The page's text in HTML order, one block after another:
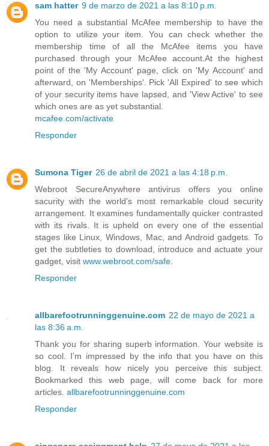
sam hatter 9 de marzo de 2021 a las 8:10 p.m.
You need a substantial McAfee membership to have the
option to utilize your item. You can check whether the
membership time of all the McAfee items you have
purchased through your McAfee account.At the highest
point of the 'My Account' page, click on 'My Account' and
afterward, on 'Memberships'. Pick 'All Expired' to see which
of your security items have lapsed, and 'View Active' to see
which ones are as yet substantial.
mcafee.com/activate
Responder
Sumona Tiger 26 de abril de 2021 a las 4:18 p.m.
Webroot SecureAnywhere antivirus offers you online
sacurity with the world's most remarkable cloud security
arrangement. It examines fundamentally quicker contrasted
with its rivals. It is upheld on every one of the essential
stages like Linux, Windows, Mac, and Android gadgets. To
get the subtleties to download, introduce and actuate your
gadget, visit www.webroot.com/safe.
Responder
allbarefootrunninggenuine.com 22 de mayo de 2021 a
las 8:36 a.m.
Thank you for sharing superb information. Your website is
so cool. I’m impressed by the info that you have on this
blog. It reveals how nicely you perceive this subject.
Bookmarked this web page, will come back for more
articles. allbarefootrunninggenuine.com
Responder